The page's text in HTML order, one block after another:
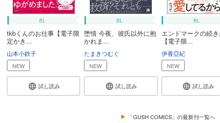
BL
tkbくんのお仕事【電子限
定かき...
山本小鉄子
NEW
試し読み
BL
堕情 今夜、彼氏以外に抱
かれま...
たまきつむぐ
NEW
試し読み
BL
エンドマークの続
【電子限...
伊香亞紀
NEW
試し読み
「GUSH COMICS」の最新刊一覧へ